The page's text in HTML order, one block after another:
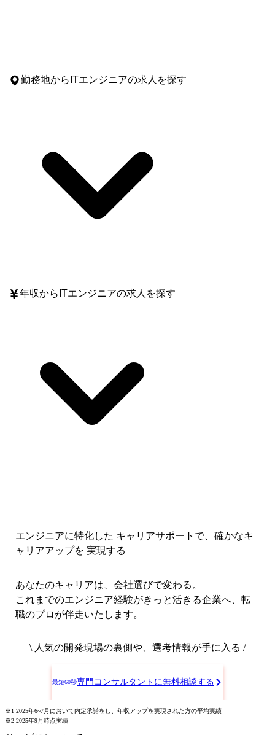
勤務地からITエンジニアの求人を探す
年収からITエンジニアの求人を探す
エンジニアに特化した キャリアサポートで、 確かなキ
ャリアアップを 実現する
あなたのキャリアは、会社選びで変わる。
これまでのエンジニア経験がきっと活きる企業へ、転
職のプロが伴走いたします。
\ 人気の開発現場の裏側や、選考情報が手に入る /
最短60秒専門コンサルタントに無料相談する
※1 2025年6~7月において内定承諾をし、年収アップを実現された方の平均実績
※2 2025年9月時点実績